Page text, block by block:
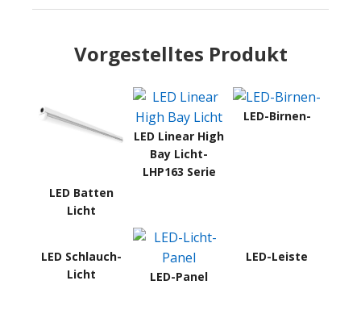
Vorgestelltes Produkt
LED Batten
Licht
LED Linear High
Bay Licht-
LHP163 Serie
LED-Birnen-
LED Schlauch-
Licht
LED-Panel
LED-Leiste